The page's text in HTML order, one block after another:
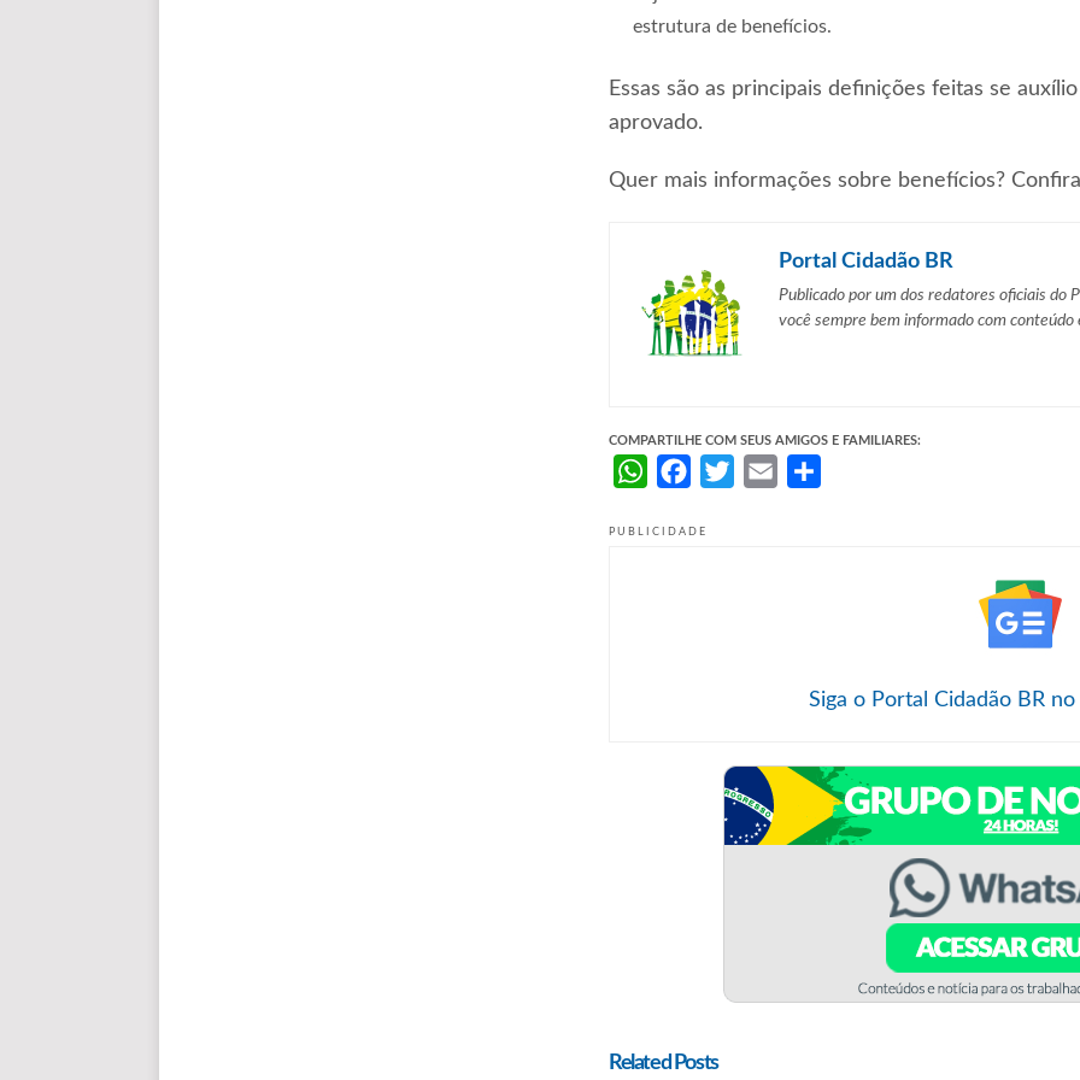
estrutura de benefícios.
Essas são as principais definições feitas se
aprovado.
Quer mais informações sobre benefícios?
Portal Cidadão BR
Publicado por um dos redatores oficiais do
você sempre bem informado comconteúdo
COMPARTILHE COM SEUS AMIGOS E FAMILIARES:
WhatsAppFacebook
TwitterEmail
PUBLICIDADE
Siga o Portal Cidadão BR
Related Posts